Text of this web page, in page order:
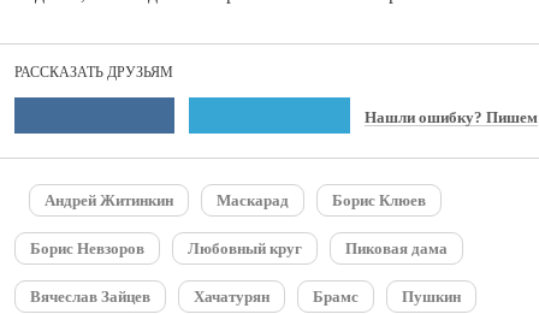
РАССКАЗАТЬ ДРУЗЬЯМ
Нашли ошибку? Пишем
Андрей Житинкин Маскарад Борис Клюев
Борис Невзоров Любовный круг Пиковая дама
Вячеслав Зайцев Хачатурян Брамс Пушкин